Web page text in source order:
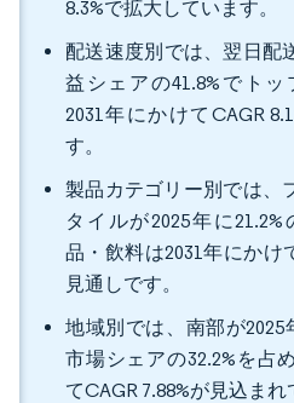
8.3%で拡大しています。
配送速度別では、翌日配
益シェアの41.8%でト
2031年にかけてCAGR
す。
製品カテゴリー別では、
タイルが2025年に
品・飲料は2031年にかけ
見通しです。
地域別では、南部が
市場シェアの32.2%を占
てCAGR 7.88%が見込まれ